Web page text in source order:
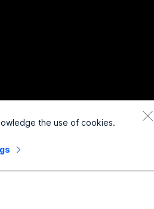
права защищены.the use of cookies.